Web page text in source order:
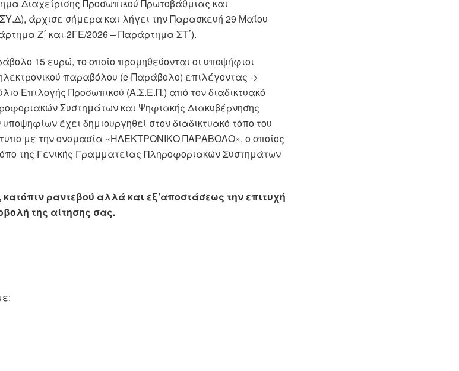
Διαχείρισης Προσωπικού Πρωτοβάθμιας και
άρχισε σήμερα και λήγει την Παρασκευή 29 Μαΐου
Ζ΄ και 2ΓΕ/2026 – Παράρτημα ΣΤ΄).
15 ευρώ, το οποίο προμηθεύονται οι υποψήφιοι
παραβόλου (e-Παράβολο) επιλέγοντας ->
Επιλογής Προσωπικού (Α.Σ.Ε.Π.) από τον διαδικτυακό
Συστημάτων και Ψηφιακής Διακυβέρνησης
έχει δημιουργηθεί στον διαδικτυακό τόπο του
με την ονομασία «ΗΛΕΚΤΡΟΝΙΚΟ ΠΑΡΑΒΟΛΟ», ο οποίος
της Γενικής Γραμματείας Πληροφοριακών Συστημάτων
ραντεβού αλλά και εξ’αποστάσεως την επιτυχή
της αίτησης σας.